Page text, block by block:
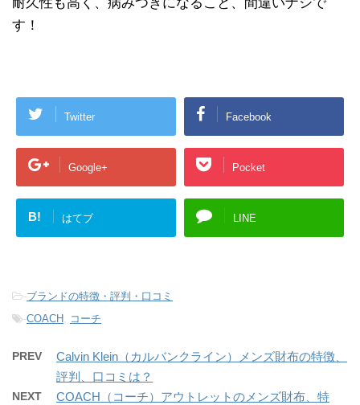
す！
Twitter Facebook
Google+ Pocket
B! はてブ LINE
-ブランドの特徴・評判・口コミ
-COACH , コーチ
PREV
Calvin Klein（カルバンクライン）メンズ財布の特徴、
評判、口コミは？
NEXT
COACH（コーチ）アウトレットのメンズ財布、特